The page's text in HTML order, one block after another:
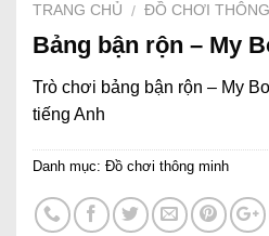
TRANG CHỦ / ĐỒ CHƠI
Bảng bận rộn – My
Trò chơi bảng bận rộn – My
tiếng Anh
Danh mục: Đồ chơi thông minh